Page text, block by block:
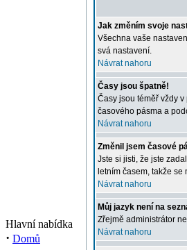
Hlavní nabídka
· Domů
Jak změním svoje
Všechna vaše
svá nastavení.
Návrat nahoru
Časy jsou špatně!
Časy jsou téměř vždy
časového pásma a
Návrat nahoru
Změnil jsem časové
Jste si jisti, že jste
letním časem, takže
Návrat nahoru
Můj jazyk není na
Zřejmě administrátor
Návrat nahoru